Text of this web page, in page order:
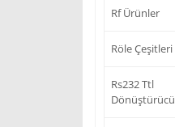
Rf Ürünler
Röle Çeşitleri
Rs232 Ttl
Dönüştürücü